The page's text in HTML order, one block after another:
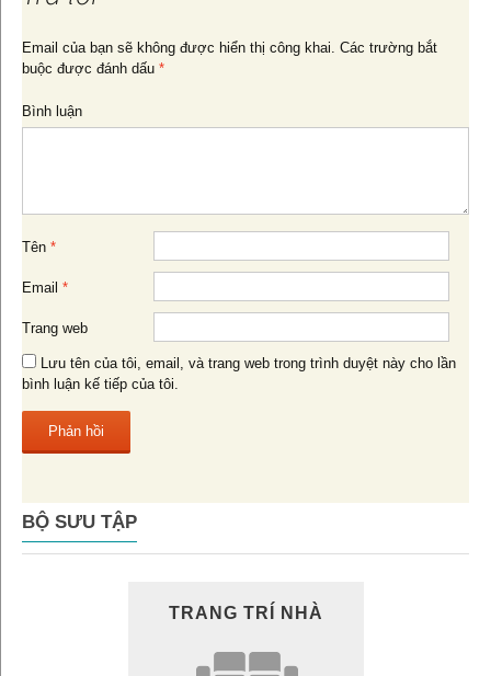
bài
viết
Email của bạn sẽ không được hiển thị công khai. Các trường bắt
buộc được đánh dấu *
Bình luận
Tên *
Email *
Trang web
Lưu tên của tôi, email, và trang web trong trình duyệt này cho lần
bình luận kế tiếp của tôi.
BỘ SƯU TẬP
TRANG TRÍ NHÀ